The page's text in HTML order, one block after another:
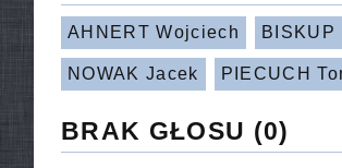
AHNERT Wojciech BISKUP
NOWAK Jacek PIECUCH
BRAK GŁOSU (0)